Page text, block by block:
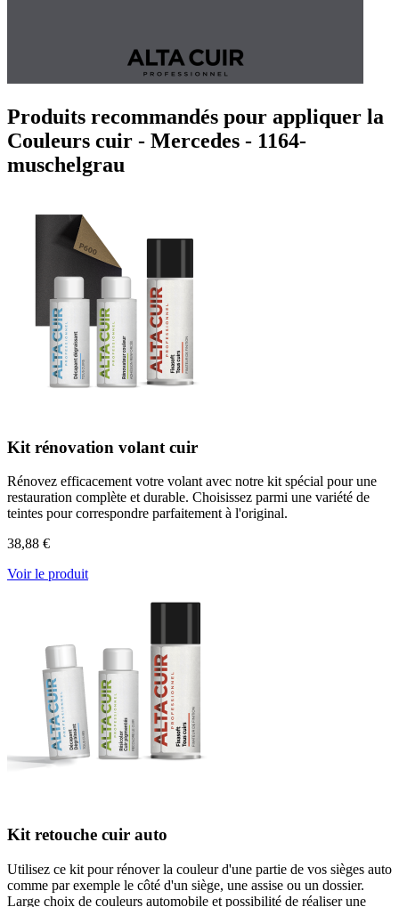
Produits recommandés pour appliquer la
Couleurs cuir - Mercedes - 1164-
muschelgrau
Kit rénovation volant cuir
Rénovez efficacement votre volant avec notre kit spécial pour une
restauration complète et durable. Choisissez parmi une variété de
teintes pour correspondre parfaitement à l'original.
38,88 €
Voir le produit
Kit retouche cuir auto
Utilisez ce kit pour rénover la couleur d'une partie de vos sièges auto
comme par exemple le côté d'un siège, une assise ou un dossier.
Large choix de couleurs automobile et possibilité de réaliser une